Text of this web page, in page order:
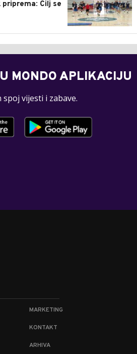
Cilj se
MONDO APLIKACIJU
spoj vijesti i zabave.
MARKETING
KONTAKT
ARHIVA